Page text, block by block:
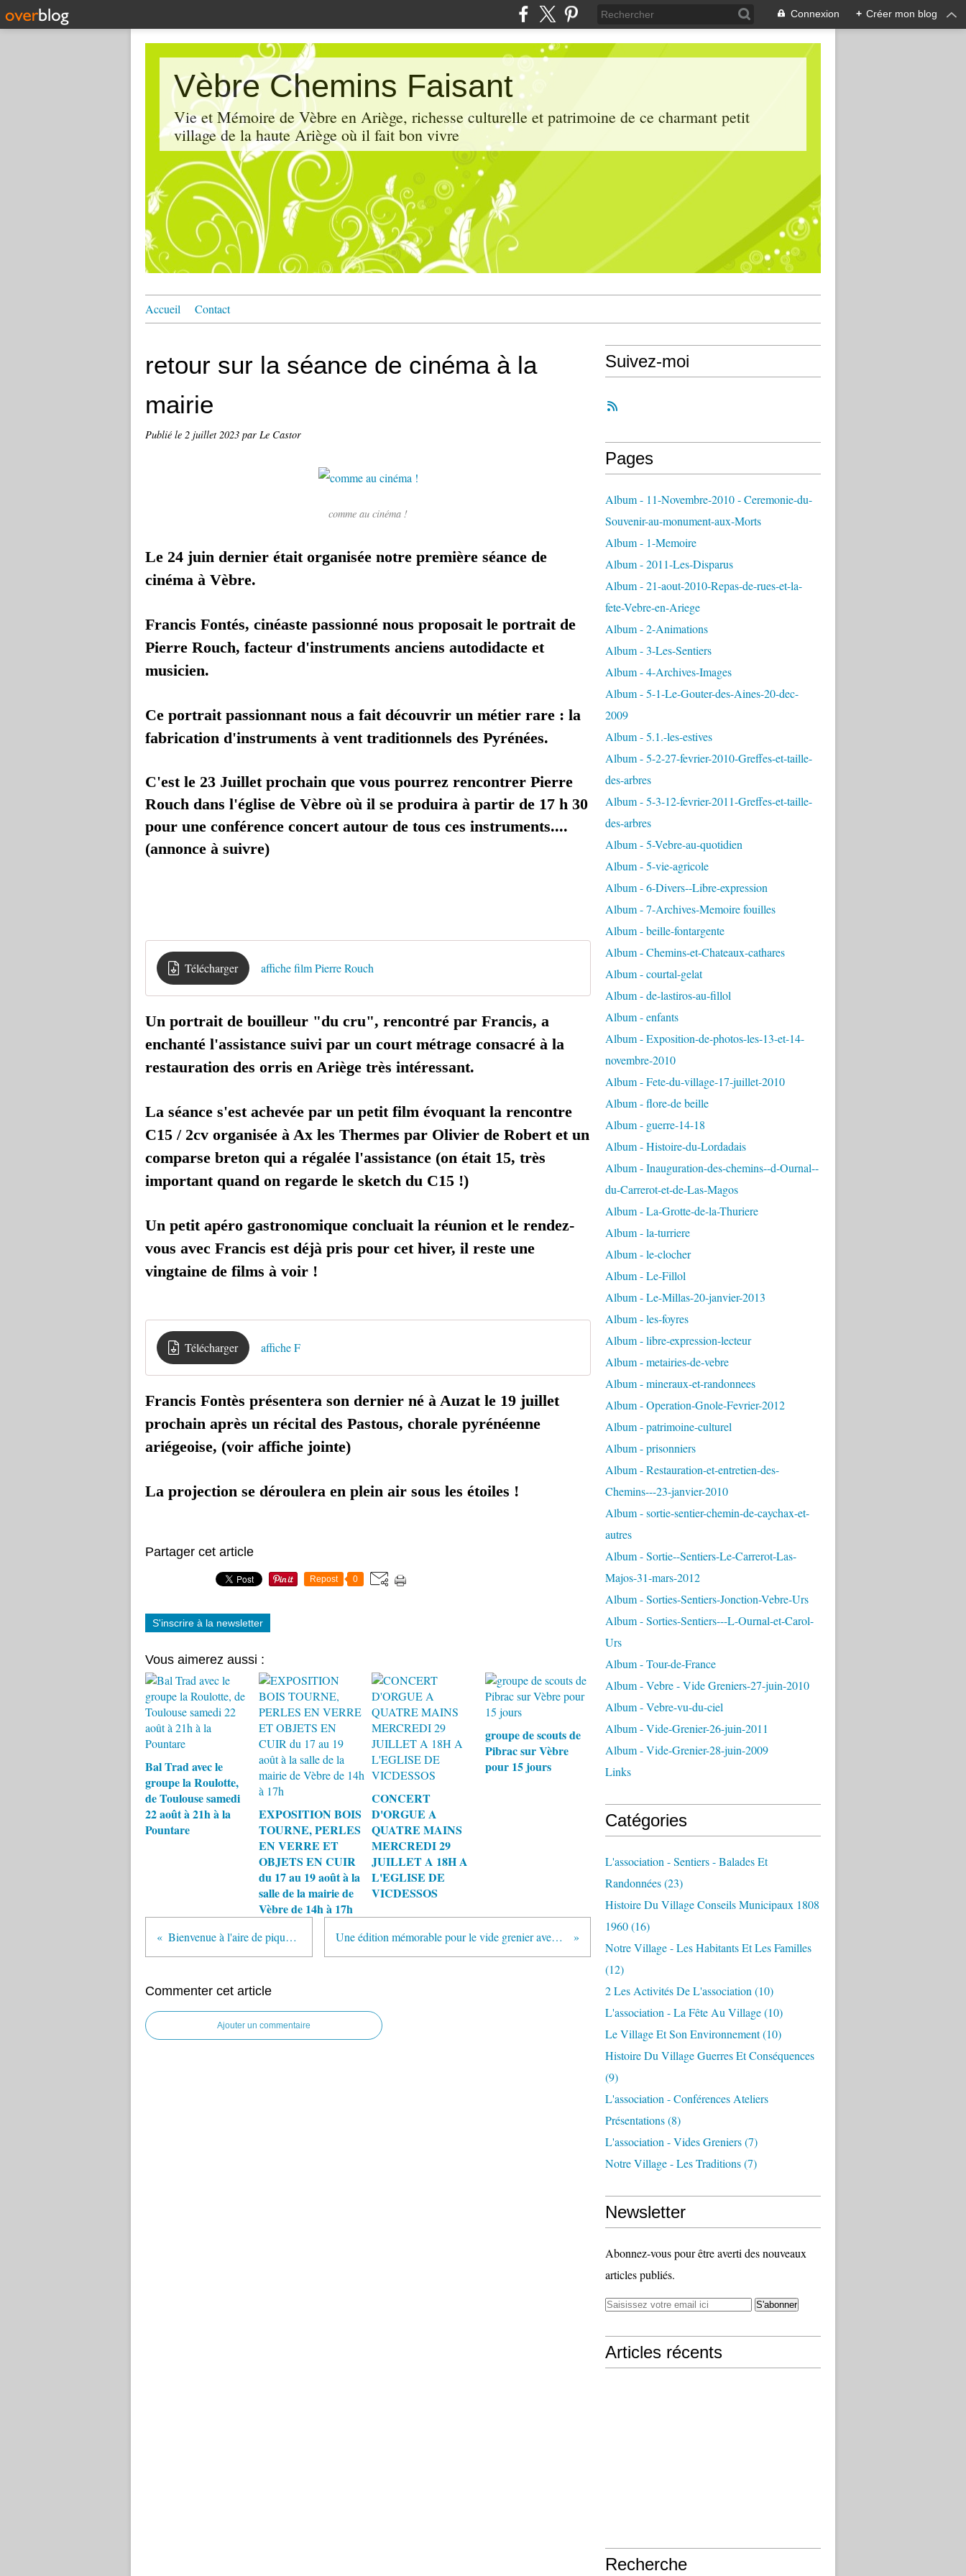
Connexion + Créer mon blog
Vèbre Chemins Faisant
Vie et Mémoire de Vèbre en Ariège, richesse culturelle et patrimoine de ce charmant petit
village de la haute Ariège où il fait bon vivre
Accueil Contact
retour sur la séance de cinéma à la
mairie
Publié le 2 juillet 2023 par Le Castor
comme au cinéma !
Le 24 juin dernier était organisée notre première séance de
cinéma à Vèbre.
Francis Fontés, cinéaste passionné nous proposait le portrait de
Pierre Rouch, facteur d'instruments anciens autodidacte et
musicien.
Ce portrait passionnant nous a fait découvrir un métier rare : la
fabrication d'instruments à vent traditionnels des Pyrénées.
C'est le 23 Juillet prochain que vous pourrez rencontrer Pierre
Rouch dans l'église de Vèbre où il se produira à partir de 17 h 30
pour une conférence concert autour de tous ces instruments....
(annonce à suivre)
Télécharger affiche film Pierre Rouch
Un portrait de bouilleur "du cru", rencontré par Francis, a
enchanté l'assistance suivi par un court métrage consacré à la
restauration des orris en Ariège très intéressant.
La séance s'est achevée par un petit film évoquant la rencontre
C15 / 2cv organisée à Ax les Thermes par Olivier de Robert et un
comparse breton qui a régalée l'assistance (on était 15, très
important quand on regarde le sketch du C15 !)
Un petit apéro gastronomique concluait la réunion et le rendez-
vous avec Francis est déjà pris pour cet hiver, il reste une
vingtaine de films à voir !
Télécharger affiche F
Francis Fontès présentera son dernier né à Auzat le 19 juillet
prochain après un récital des Pastous, chorale pyrénéenne
ariégeoise, (voir affiche jointe)
La projection se déroulera en plein air sous les étoiles !
Partager cet article
Repost 0
S'inscrire à la newsletter
Vous aimerez aussi :
Bal Trad avec le
groupe la Roulotte,
de Toulouse samedi
22 août à 21h à la
Pountare
EXPOSITION BOIS
TOURNE, PERLES
EN VERRE ET
OBJETS EN CUIR
du 17 au 19 août à la
salle de la mairie de
Vèbre de 14h à 17h
CONCERT
D'ORGUE A
QUATRE MAINS
MERCREDI 29
JUILLET A 18H A
L'EGLISE DE
VICDESSOS
groupe de scouts de
Pibrac sur Vèbre
pour 15 jours
Bienvenue à l'aire de pique-nique de la Turière Une édition mémorable pour le vide grenier avec un nombre d'exposant record !
Commenter cet article
Ajouter un commentaire
Suivez-moi
Pages
Album - 11-Novembre-2010 - Ceremonie-du-
Souvenir-au-monument-aux-Morts
Album - 1-Memoire
Album - 2011-Les-Disparus
Album - 21-aout-2010-Repas-de-rues-et-la-
fete-Vebre-en-Ariege
Album - 2-Animations
Album - 3-Les-Sentiers
Album - 4-Archives-Images
Album - 5-1-Le-Gouter-des-Aines-20-dec-
2009
Album - 5.1.-les-estives
Album - 5-2-27-fevrier-2010-Greffes-et-taille-
des-arbres
Album - 5-3-12-fevrier-2011-Greffes-et-taille-
des-arbres
Album - 5-Vebre-au-quotidien
Album - 5-vie-agricole
Album - 6-Divers--Libre-expression
Album - 7-Archives-Memoire fouilles
Album - beille-fontargente
Album - Chemins-et-Chateaux-cathares
Album - courtal-gelat
Album - de-lastiros-au-fillol
Album - enfants
Album - Exposition-de-photos-les-13-et-14-
novembre-2010
Album - Fete-du-village-17-juillet-2010
Album - flore-de beille
Album - guerre-14-18
Album - Histoire-du-Lordadais
Album - Inauguration-des-chemins--d-Ournal--
du-Carrerot-et-de-Las-Magos
Album - La-Grotte-de-la-Thuriere
Album - la-turriere
Album - le-clocher
Album - Le-Fillol
Album - Le-Millas-20-janvier-2013
Album - les-foyres
Album - libre-expression-lecteur
Album - metairies-de-vebre
Album - mineraux-et-randonnees
Album - Operation-Gnole-Fevrier-2012
Album - patrimoine-culturel
Album - prisonniers
Album - Restauration-et-entretien-des-
Chemins---23-janvier-2010
Album - sortie-sentier-chemin-de-caychax-et-
autres
Album - Sortie--Sentiers-Le-Carrerot-Las-
Majos-31-mars-2012
Album - Sorties-Sentiers-Jonction-Vebre-Urs
Album - Sorties-Sentiers---L-Ournal-et-Carol-
Urs
Album - Tour-de-France
Album - Vebre - Vide Greniers-27-juin-2010
Album - Vebre-vu-du-ciel
Album - Vide-Grenier-26-juin-2011
Album - Vide-Grenier-28-juin-2009
Links
Catégories
L'association - Sentiers - Balades Et
Randonnées(23)
Histoire Du Village Conseils Municipaux 1808
1960(16)
Notre Village - Les Habitants Et Les Familles
(12)
2 Les Activités De L'association (10)
L'association - La Fête Au Village(10)
Le Village Et Son Environnement(10)
Histoire Du Village Guerres Et Conséquences
(9)
L'association - Conférences Ateliers
Présentations(8)
L'association - Vides Greniers(7)
Notre Village - Les Traditions(7)
Newsletter
Abonnez-vous pour être averti des nouveaux
articles publiés.
Articles récents
Recherche